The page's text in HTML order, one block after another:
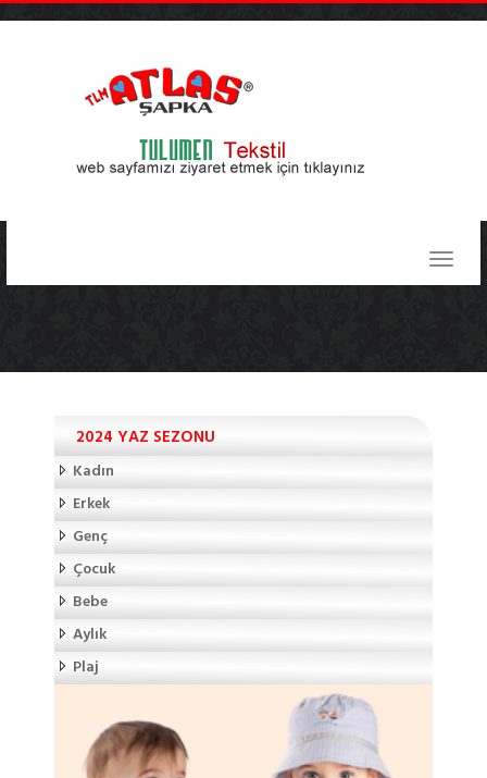
2024 YAZ SEZONU
Kadın
Erkek
Genç
Çocuk
Bebe
Aylık
Plaj